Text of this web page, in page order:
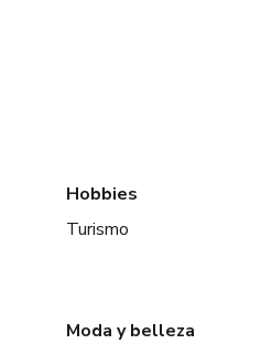
Hobbies
Turismo
Moda y belleza